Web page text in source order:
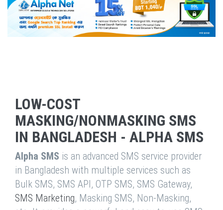
LOW-COST
MASKING/NONMASKING SMS
IN BANGLADESH - ALPHA SMS
Alpha SMS is an advanced SMS service provider
in Bangladesh with multiple services such as
Bulk SMS, SMS API, OTP SMS, SMS Gateway,
SMS Marketing, Masking SMS, Non-Masking,